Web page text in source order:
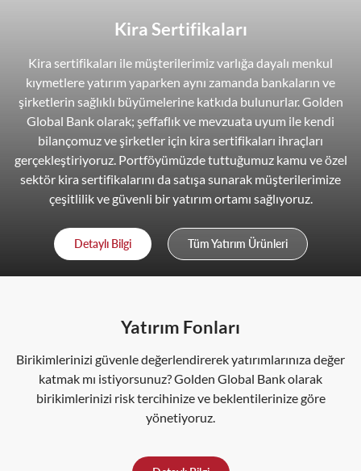
Kira Sertifikaları
Kira sertifikaları ile müşterilerimiz varlığa dayalı menkul
kıymetlere yatırım yaparken aynı zamanda bankaların ve
şirketlerin sağlıklı büyümelerine katkıda bulunurlar. Golden
Global Bank olarak; şeffaflık ve mevzuata uyum ile kendi
bilançomuz ve şirketler için kira sertifikaları ihraçları
gerçekleştiriyoruz. Portföyümüzde tuttuğumuz kamu ve özel
sektör kira sertifikalarını da satışa sunarak müşterilerimize
çeşitlilik ve güvenli bir yatırım ortamı sağlıyoruz.
Detaylı Bilgi Tüm Yatırım Ürünleri
Yatırım Fonları
Birikimlerinizi güvenle değerlendirerek yatırımlarınıza değer
katmak mı istiyorsunuz?Golden Global Bank olarak
birikimlerinizi risk tercihinize ve beklentilerinize göre
yönetiyoruz.